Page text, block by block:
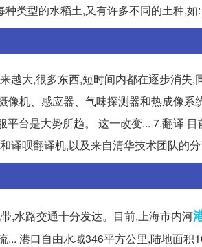
类型的水稻土,又有许多不同的土种,如
越大,很多东西,短时间内都在逐步消失
像机、感应器、气味探测器和热成像
台是大势所趋。 这一改变... 7.翻译
呗翻译机,以及来自清华技术团队的分
,水路交通十分发达。目前,上海市内河
港口自由水域346平方公里,陆地面